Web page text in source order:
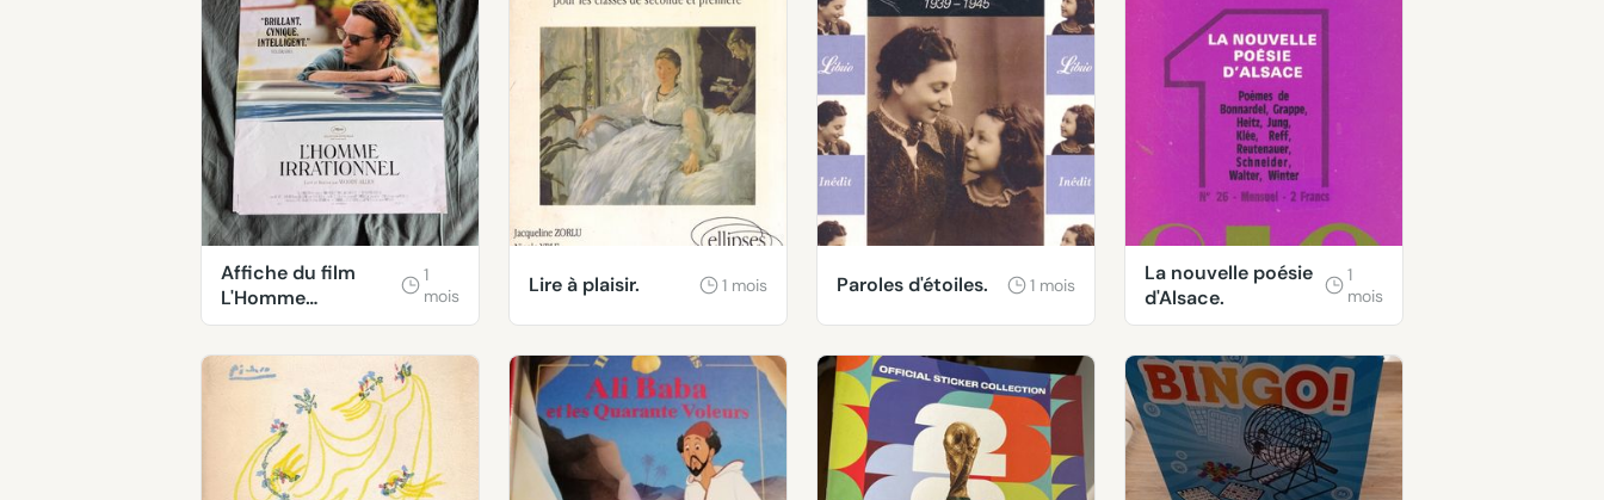
Affiche du film
L'Homme
irrationnel
1
mois
Lire à plaisir. 1 mois Paroles d'étoiles. 1 mois
La nouvelle poésie
d'Alsace.
1
mois